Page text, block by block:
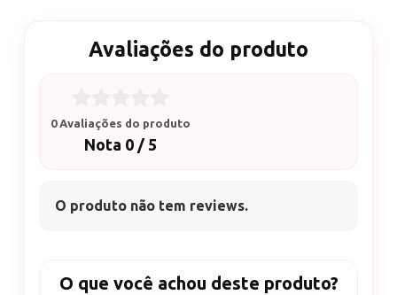
Avaliações do produto
0 Avaliações do produto
Nota 0 / 5
O produto não tem reviews.
O que você achou deste produto?